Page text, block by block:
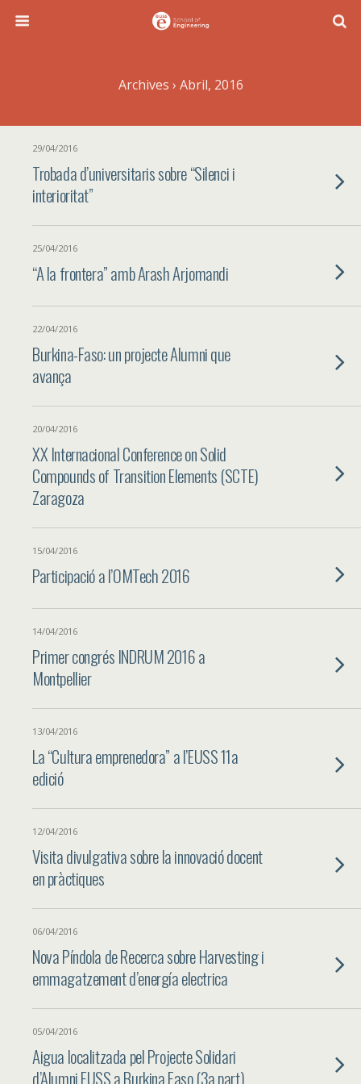
Archives › Abril, 2016
29/04/2016
Trobada d’universitaris sobre “Silenci i
interioritat”
25/04/2016
“A la frontera” amb Arash Arjomandi
22/04/2016
Burkina-Faso: un projecte Alumni que
avança
20/04/2016
XX Internacional Conference on Solid
Compounds of Transition Elements (SCTE)
Zaragoza
15/04/2016
Participació a l’OMTech 2016
14/04/2016
Primer congrés INDRUM 2016 a
Montpellier
13/04/2016
La “Cultura emprenedora” a l’EUSS 11a
edició
12/04/2016
Visita divulgativa sobre la innovació docent
en pràctiques
06/04/2016
Nova Píndola de Recerca sobre Harvesting i
emmagatzement d’energía electrica
05/04/2016
Aigua localitzada pel Projecte Solidari
d’Alumni EUSS a Burkina Faso (3a part)